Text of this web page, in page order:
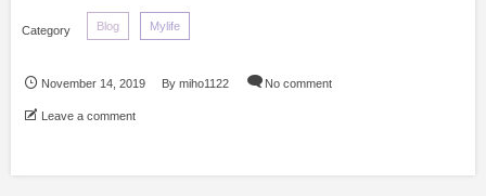
Blog Mylife
November 14 ,2019 Bymiho1122 No comment
Leave a comment